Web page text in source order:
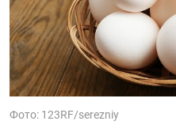
Фото: 123RF/serezniy